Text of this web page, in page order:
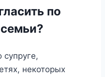
по
некоторых